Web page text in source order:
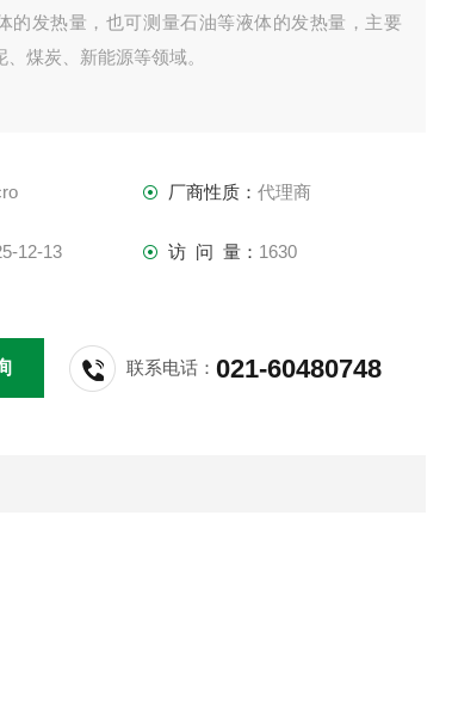
的发热量，也可测量石油等液体的发热量，主要
、煤炭、新能源等领域。
厂商性质： 代理商
12-13 访 问 量： 1630
联系电话：021-60480748